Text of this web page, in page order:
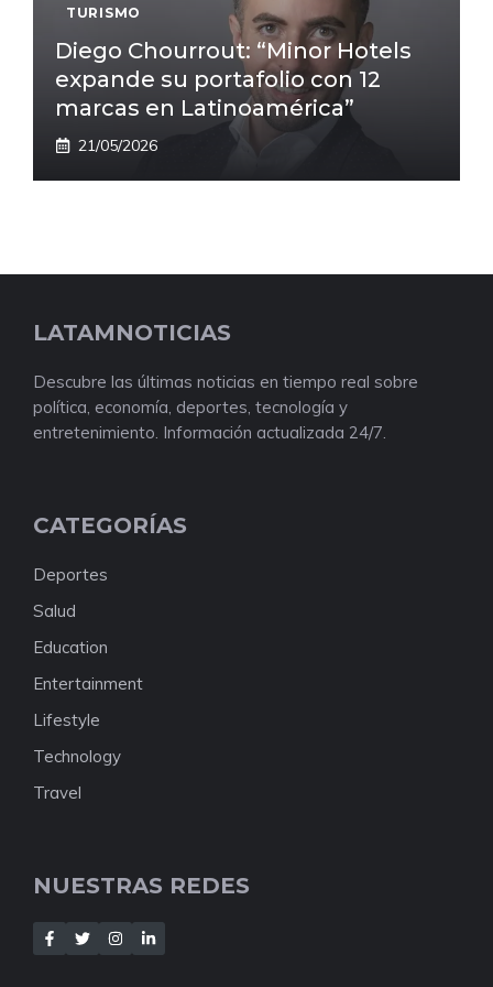
TURISMO
Diego Chourrout: “Minor Hotels
expande su portafolio con 12
marcas en Latinoamérica”
21/05/2026
LATAMNOTICIAS
Descubre las últimas noticias en tiempo real sobre
política, economía, deportes, tecnología y
entretenimiento. Información actualizada 24/7.
CATEGORÍAS
Deportes
Salud
Education
Entertainment
Lifestyle
Technology
Travel
NUESTRAS REDES